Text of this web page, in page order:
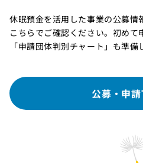
休眠預金を活用した事業の公募情
こちらでご確認ください。初めて
「申請団体判別チャート」も準備
公募・申